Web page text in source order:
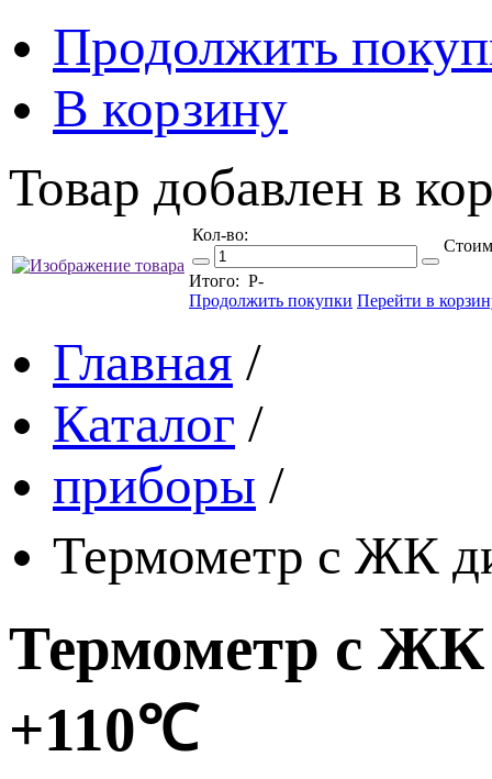
Продолжить
В корзину
Товар добавлен в
Кол-во:
Итого: Р-
Продолжить покупки Перейти в
Главная /
Каталог /
приборы /
Термометр с ЖК
Термометр с ЖК
+110℃